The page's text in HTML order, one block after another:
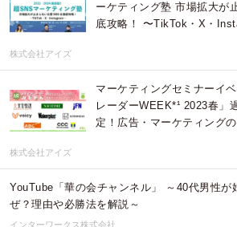
ーケティング塾 市場拡大が
底攻略！ 〜TikTok・X・
株式会社アイズ
マーケティングセミナーイ
レーダーWEEK*¹ 2023春」
定！広告・マーケティング
株式会社アイズ
YouTube「華の会チャンネル」 ～40代男性が
ぜ？理由や必勝法を解説～
インターワークス株式会社